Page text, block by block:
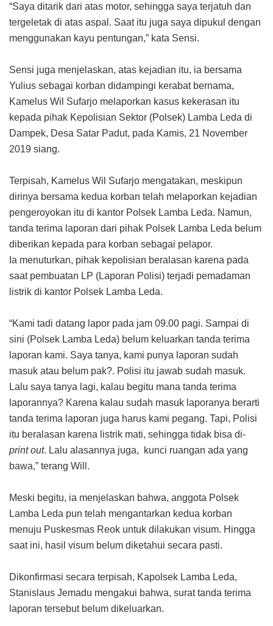
“Saya ditarik dari atas motor, sehingga saya terjatuh dan
tergeletak di atas aspal. Saat itu juga saya dipukul dengan
menggunakan kayu pentungan,” kata Sensi.
Sensi juga menjelaskan, atas kejadian itu, ia bersama
Yulius sebagai korban didampingi kerabat bernama,
Kamelus Wil Sufarjo melaporkan kasus kekerasan itu
kepada pihak Kepolisian Sektor (Polsek) Lamba Leda di
Dampek, Desa Satar Padut, pada Kamis, 21 November
2019 siang.
Terpisah, Kamelus Wil Sufarjo mengatakan, meskipun
dirinya bersama kedua korban telah melaporkan kejadian
pengeroyokan itu di kantor Polsek Lamba Leda. Namun,
tanda terima laporan dari pihak Polsek Lamba Leda belum
diberikan kepada para korban sebagai pelapor.
Ia menuturkan, pihak kepolisian beralasan karena pada
saat pembuatan LP (Laporan Polisi) terjadi pemadaman
listrik di kantor Polsek Lamba Leda.
“Kami tadi datang lapor pada jam 09.00 pagi. Sampai di
sini (Polsek Lamba Leda) belum keluarkan tanda terima
laporan kami. Saya tanya, kami punya laporan sudah
masuk atau belum pak?. Polisi itu jawab sudah masuk.
Lalu saya tanya lagi, kalau begitu mana tanda terima
laporannya? Karena kalau sudah masuk laporanya berarti
tanda terima laporan juga harus kami pegang. Tapi, Polisi
itu beralasan karena listrik mati, sehingga tidak bisa di-
print out. Lalu alasannya juga, kunci ruangan ada yang
bawa,” terang Will.
Meski begitu, ia menjelaskan bahwa, anggota Polsek
Lamba Leda pun telah mengantarkan kedua korban
menuju Puskesmas Reok untuk dilakukan visum. Hingga
saat ini, hasil visum belum diketahui secara pasti.
Dikonfirmasi secara terpisah, Kapolsek Lamba Leda,
Stanislaus Jemadu mengakui bahwa, surat tanda terima
laporan tersebut belum dikeluarkan.